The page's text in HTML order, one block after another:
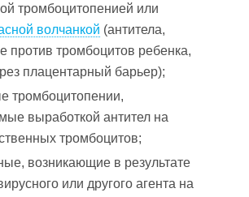
тромбоцитопенией или
волчанкой (антитела,
против тромбоцитов ребенка,
плацентарный барьер);
тромбоцитопении,
выработкой антител на
тромбоцитов;
возникающие в результате
или другого агента на